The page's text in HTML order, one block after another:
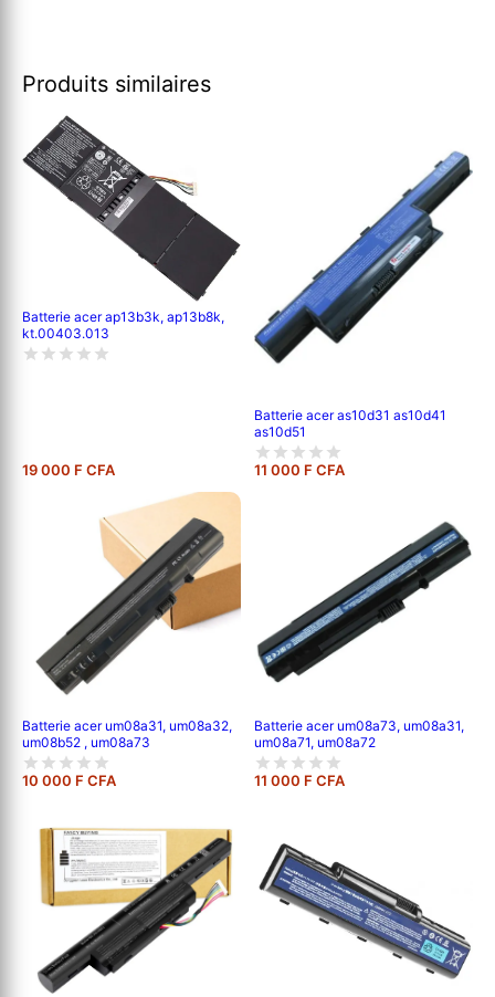
Produits similaires
Batterie acer ap13b3k, ap13b8k,
kt.00403.013
19 000 F CFA
Batterie acer as10d31 as10d41
as10d51
11 000 F CFA
Batterie acer um08a31, um08a32,
um08b52 , um08a73
10 000 F CFA
Batterie acer um08a73, um08a31,
um08a71, um08a72
11 000 F CFA